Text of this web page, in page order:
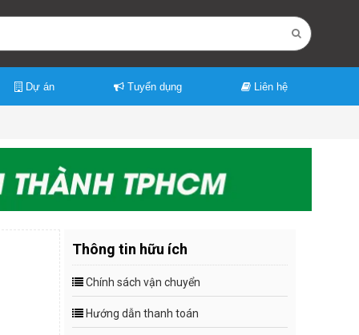
Dự án Tuyển dụng Liên hệ
Thông tin hữu ích
Chính sách vận chuyển
Hướng dẫn thanh toán